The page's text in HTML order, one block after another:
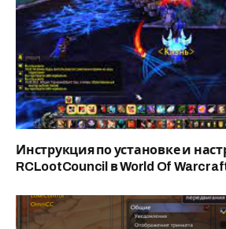
Инструкция по установке и
RCLootCouncil в World Of